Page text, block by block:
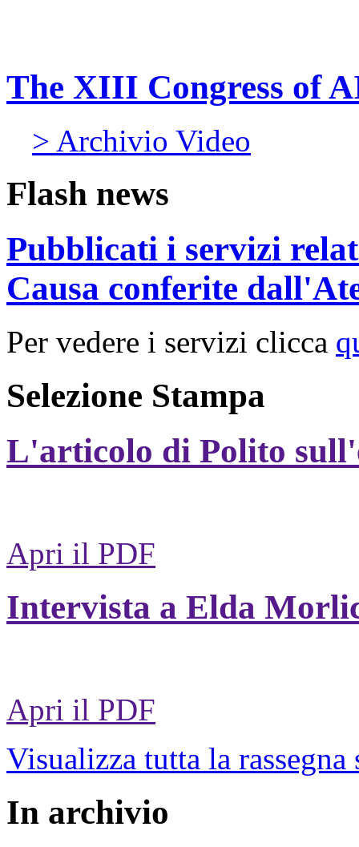
The XIII Congress of
> Archivio Video
Flash news
Pubblicati i servizi
Causa conferite
Per vedere i servizi clicca
Selezione Stampa
L'articolo di Polito
Apri il PDF
Intervista a Elda
Apri il PDF
Visualizza tutta la rassegna
In archivio